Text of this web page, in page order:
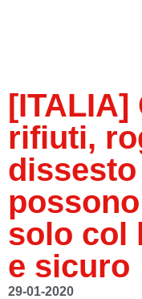
[ITALIA]
rifiuti,
solo col
e sicuro
29-01-2020